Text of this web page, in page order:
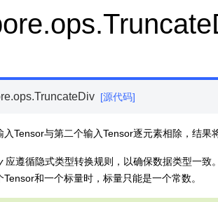
TruncateDiv [源代码]
入Tensor与第二个输入Tensor逐元素相除，结果
应遵循隐式类型转换规则，以确保数据类型一致
Tensor和一个标量时，标量只能是一个常数。